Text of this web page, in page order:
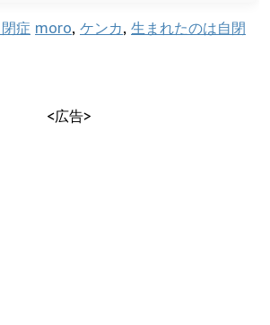
症 moro, ケンカ, 生まれたのは自閉
<広告>